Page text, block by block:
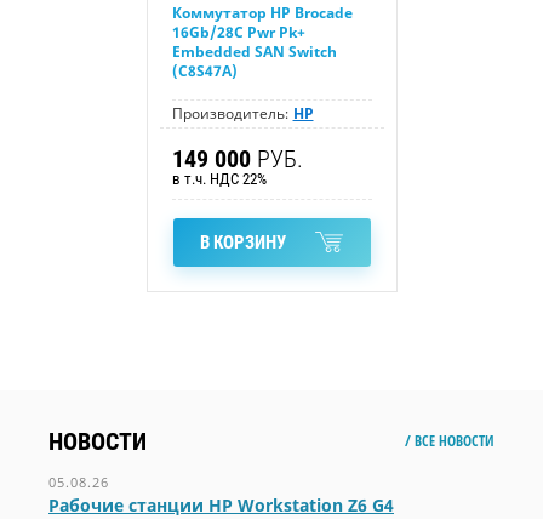
НОВОСТИ / ВСЕ НОВОСТИ
05.08.26
Рабочие станции HP Workstation Z6 G4
Коммутатор HP Brocade
16Gb/28C Pwr Pk+
Embedded SAN Switch
(C8S47A)
Производитель: HP
149 000РУБ.
в т.ч. НДС 22%
В КОРЗИНУ